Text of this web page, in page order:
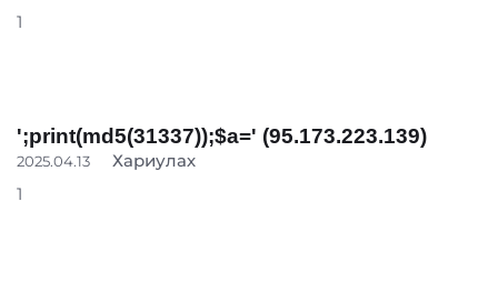
1
';print(md5(31337));$a=' (95.173.223.139)
2025.04.13
Хариулах
1